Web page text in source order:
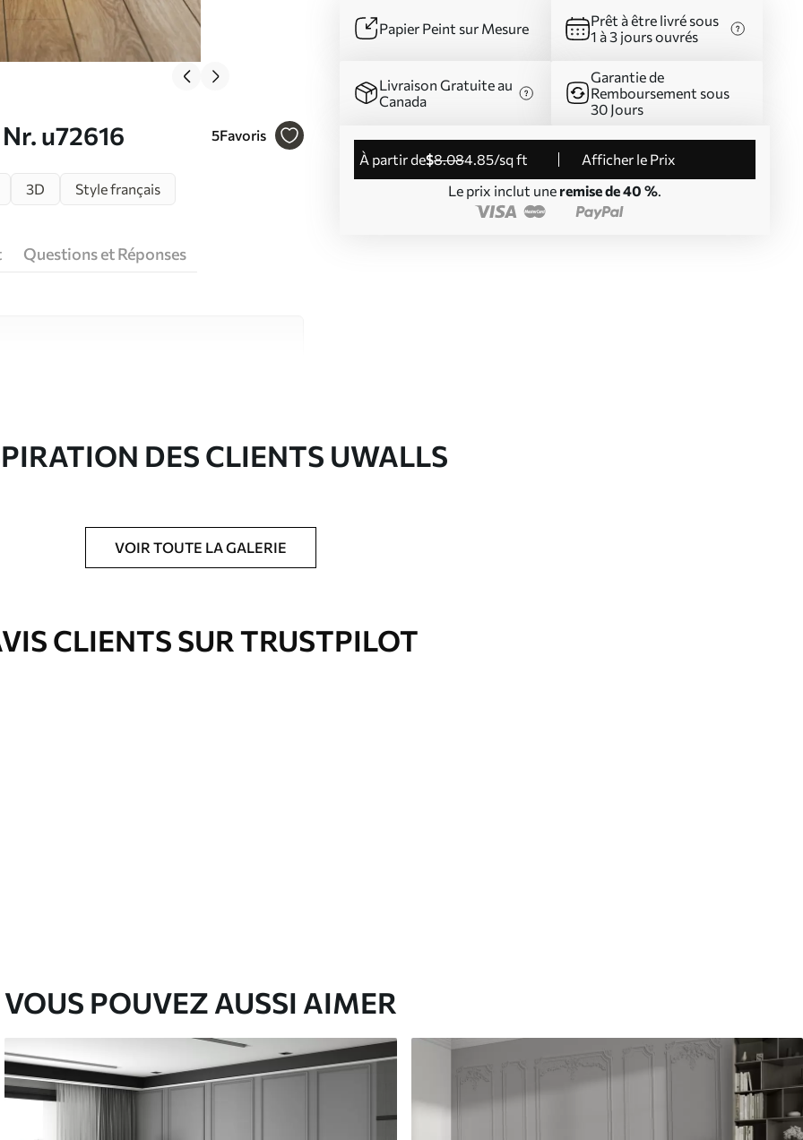
u72616 5Favoris
Papier Peint sur Mesure
Prêt à être livré sous
1 à 3 jours ouvrés
Livraison Gratuite au
Canada
Garantie de
Remboursement sous
30 Jours
à partir de$8.084 .85/sq ft
Afficher le Prix
Le prix inclut une remise de 40 %
3D Style français
Questions et Réponses
en rouleaux jusqu’à 50 cm de large.
DES CLIENTS UWALLS
VOIR TOUTE LA GALERIE
CLIENTS SUR TRUSTPILOT
VOUS POUVEZ AUSSI AIMER